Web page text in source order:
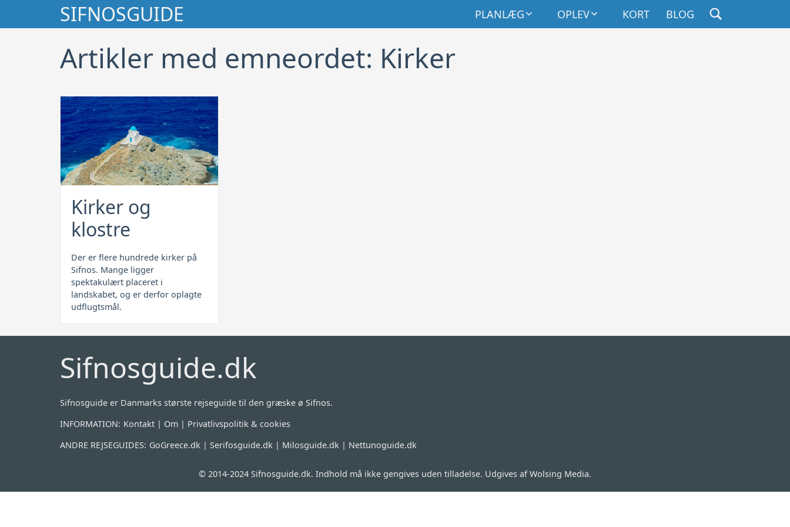
SIFNOSGUIDE
Søg GÅ TIL INDHOLD
PLANLÆG OPLEV KORT BLOG
Artikler med emneordet: Kirker
Kirker og
klostre
Der er flere hundrede kirker på
Sifnos. Mange ligger
spektakulært placeret i
landskabet, og er derfor oplagte
udflugtsmål.
Sifnosguide.dk
Sifnosguide er Danmarks største rejseguide til den græske ø Sifnos.
INFORMATION: Kontakt | Om | Privatlivspolitik & cookies
ANDRE REJSEGUIDES: GoGreece.dk | Serifosguide.dk | Milosguide.dk | Nettunoguide.dk
© 2014-2024 Sifnosguide.dk. Indhold må ikke gengives uden tilladelse. Udgives af Wolsing Media.